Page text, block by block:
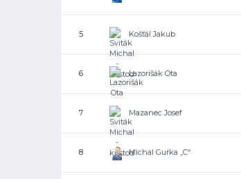
5 Košťál Jakub
6 Lazorišák Ota
7 Mazanec Josef
8 Michal Gurka „C“